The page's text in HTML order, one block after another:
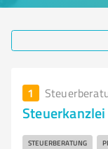
1
STEUERBERATUNG